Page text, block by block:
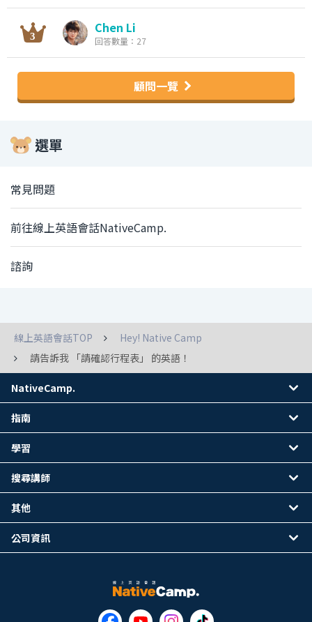
Chen Li
回答數量：27
顧問一覽
選單
常見問題
前往線上英語會話NativeCamp.
諮詢
線上英語會話TOP
Hey! Native Camp
請告訴我 「請確認行程表」 的英語！
NativeCamp.
指南
學習
搜尋講師
其他
公司資訊